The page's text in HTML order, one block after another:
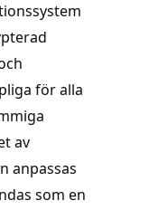
för alla
av
anpassas
som en